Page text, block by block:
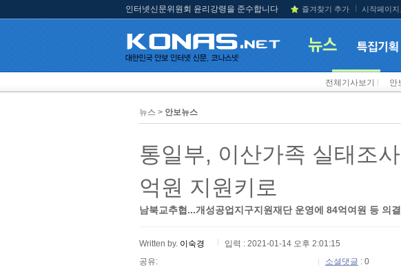
인터넷신문위원회 윤리강령을 준수합니다 즐겨찾기 추가 시작페이
전체기사보기 안
뉴스 > 안보뉴스
통일부, 이산가족 실태조
억원 지원키로
남북교추협...개성공업지구지원재단 운영에 84억여원 등 의결
Written by. 이숙경
입력 : 2021-01-14 오후 2:01:15
공유:
소셜댓글 : 0